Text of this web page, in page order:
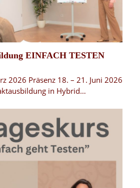
EINFACH TESTEN
2026 Präsenz 18. – 21. Juni 2026
in Hybrid…